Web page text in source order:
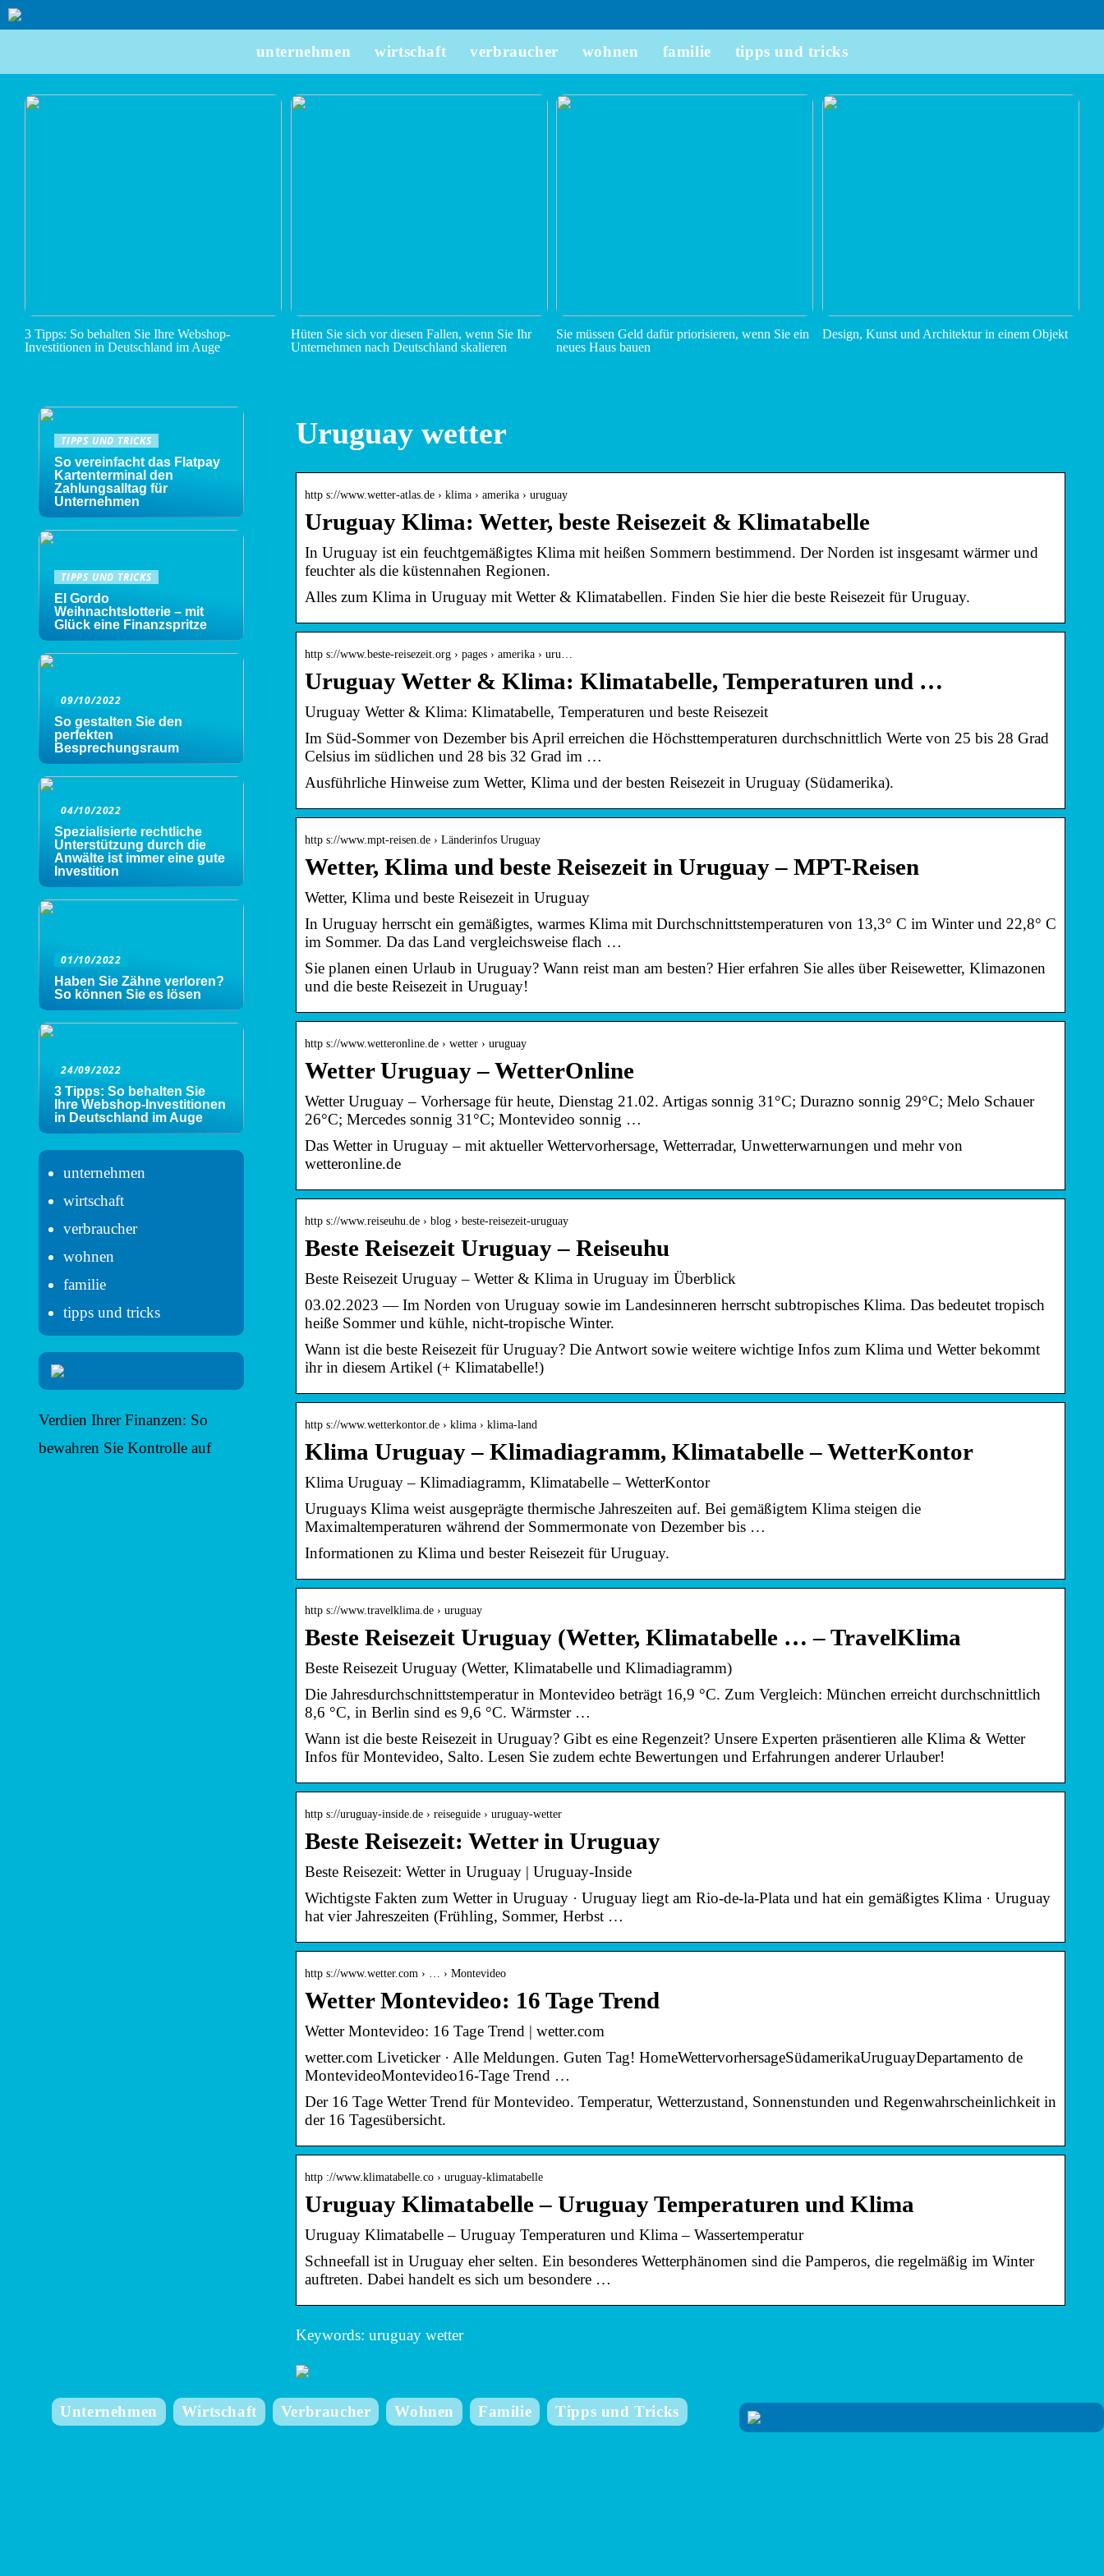
unternehmen wirtschaft verbraucher wohnen familie tipps und tricks
3 Tipps: So behalten Sie Ihre Webshop-
Investitionen in Deutschland im Auge
Hüten Sie sich vor diesen Fallen, wenn Sie Ihr
Unternehmen nach Deutschland skalieren
Sie müssen Geld dafür priorisieren, wenn Sie ein
neues Haus bauen
Design, Kunst und Architektur in einem Objekt
Uruguay wetter
http s://www.wetter-atlas.de › klima › amerika › uruguay
Uruguay Klima: Wetter, beste Reisezeit & Klimatabelle
In Uruguay ist ein feuchtgemäßigtes Klima mit heißen Sommern bestimmend. Der Norden ist insgesamt wärmer und
feuchter als die küstennahen Regionen.
Alles zum Klima in Uruguay mit Wetter & Klimatabellen. Finden Sie hier die beste Reisezeit für Uruguay.
http s://www.beste-reisezeit.org › pages › amerika › uru…
Uruguay Wetter & Klima: Klimatabelle, Temperaturen und …
Uruguay Wetter & Klima: Klimatabelle, Temperaturen und beste Reisezeit
Im Süd-Sommer von Dezember bis April erreichen die Höchsttemperaturen durchschnittlich Werte von 25 bis 28 Grad
Celsius im südlichen und 28 bis 32 Grad im …
Ausführliche Hinweise zum Wetter, Klima und der besten Reisezeit in Uruguay (Südamerika).
http s://www.mpt-reisen.de › Länderinfos Uruguay
Wetter, Klima und beste Reisezeit in Uruguay – MPT-Reisen
Wetter, Klima und beste Reisezeit in Uruguay
In Uruguay herrscht ein gemäßigtes, warmes Klima mit Durchschnittstemperaturen von 13,3° C im Winter und 22,8° C
im Sommer. Da das Land vergleichsweise flach …
Sie planen einen Urlaub in Uruguay? Wann reist man am besten? Hier erfahren Sie alles über Reisewetter, Klimazonen
und die beste Reisezeit in Uruguay!
http s://www.wetteronline.de › wetter › uruguay
Wetter Uruguay – WetterOnline
Wetter Uruguay – Vorhersage für heute, Dienstag 21.02. Artigas sonnig 31°C; Durazno sonnig 29°C; Melo Schauer
26°C; Mercedes sonnig 31°C; Montevideo sonnig …
Das Wetter in Uruguay – mit aktueller Wettervorhersage, Wetterradar, Unwetterwarnungen und mehr von
wetteronline.de
http s://www.reiseuhu.de › blog › beste-reisezeit-uruguay
Beste Reisezeit Uruguay – Reiseuhu
Beste Reisezeit Uruguay – Wetter & Klima in Uruguay im Überblick
03.02.2023 — Im Norden von Uruguay sowie im Landesinneren herrscht subtropisches Klima. Das bedeutet tropisch
heiße Sommer und kühle, nicht-tropische Winter.
Wann ist die beste Reisezeit für Uruguay? Die Antwort sowie weitere wichtige Infos zum Klima und Wetter bekommt
ihr in diesem Artikel (+ Klimatabelle!)
http s://www.wetterkontor.de › klima › klima-land
Klima Uruguay – Klimadiagramm, Klimatabelle – WetterKontor
Klima Uruguay – Klimadiagramm, Klimatabelle – WetterKontor
Uruguays Klima weist ausgeprägte thermische Jahreszeiten auf. Bei gemäßigtem Klima steigen die
Maximaltemperaturen während der Sommermonate von Dezember bis …
Informationen zu Klima und bester Reisezeit für Uruguay.
http s://www.travelklima.de › uruguay
Beste Reisezeit Uruguay (Wetter, Klimatabelle … – TravelKlima
Beste Reisezeit Uruguay (Wetter, Klimatabelle und Klimadiagramm)
Die Jahresdurchschnittstemperatur in Montevideo beträgt 16,9 °C. Zum Vergleich: München erreicht durchschnittlich
8,6 °C, in Berlin sind es 9,6 °C. Wärmster …
Wann ist die beste Reisezeit in Uruguay? Gibt es eine Regenzeit? Unsere Experten präsentieren alle Klima & Wetter
Infos für Montevideo, Salto. Lesen Sie zudem echte Bewertungen und Erfahrungen anderer Urlauber!
http s://uruguay-inside.de › reiseguide › uruguay-wetter
Beste Reisezeit: Wetter in Uruguay
Beste Reisezeit: Wetter in Uruguay | Uruguay-Inside
Wichtigste Fakten zum Wetter in Uruguay · Uruguay liegt am Rio-de-la-Plata und hat ein gemäßigtes Klima · Uruguay
hat vier Jahreszeiten (Frühling, Sommer, Herbst …
http s://www.wetter.com › … › Montevideo
Wetter Montevideo: 16 Tage Trend
Wetter Montevideo: 16 Tage Trend | wetter.com
wetter.com Liveticker · Alle Meldungen. Guten Tag! HomeWettervorhersageSüdamerikaUruguayDepartamento de
MontevideoMontevideo16-Tage Trend …
Der 16 Tage Wetter Trend für Montevideo. Temperatur, Wetterzustand, Sonnenstunden und Regenwahrscheinlichkeit in
der 16 Tagesübersicht.
http ://www.klimatabelle.co › uruguay-klimatabelle
Uruguay Klimatabelle – Uruguay Temperaturen und Klima
Uruguay Klimatabelle – Uruguay Temperaturen und Klima – Wassertemperatur
Schneefall ist in Uruguay eher selten. Ein besonderes Wetterphänomen sind die Pamperos, die regelmäßig im Winter
auftreten. Dabei handelt es sich um besondere …
Keywords: uruguay wetter
TIPPS UND TRICKS
So vereinfacht das Flatpay
Kartenterminal den
Zahlungsalltag für
Unternehmen
TIPPS UND TRICKS
El Gordo
Weihnachtslotterie – mit
Glück eine Finanzspritze
09/10/2022
So gestalten Sie den
perfekten
Besprechungsraum
04/10/2022
Spezialisierte rechtliche
Unterstützung durch die
Anwälte ist immer eine gute
Investition
01/10/2022
Haben Sie Zähne verloren?
So können Sie es lösen
24/09/2022
3 Tipps: So behalten Sie
Ihre Webshop-Investitionen
in Deutschland im Auge
unternehmen
wirtschaft
verbraucher
wohnen
familie
tipps und tricks
Verdien Ihrer Finanzen: So
bewahren Sie Kontrolle auf
Unternehmen Wirtschaft Verbraucher Wohnen Familie Tipps und Tricks